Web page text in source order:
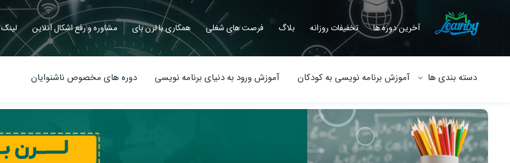
آخرین دوره ها تخفیفات روزانه بلاگ فرصت های شغلی همکاری با لرن بای مشاوره و رفع اشکال آنلاین
دسته بندی ها آموزش برنامه نویسی به کودکان آموزش ورود به دنیای برنامه نویسی دوره های مخصوص ناشنوایان